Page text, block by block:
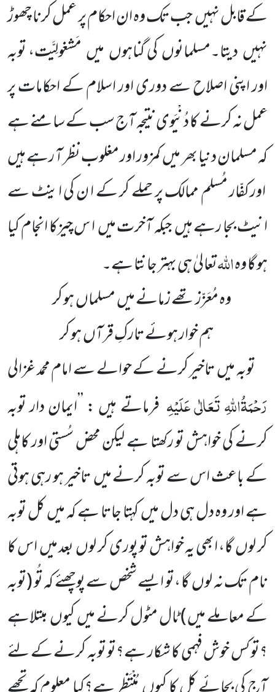
کے قابل نہیںجب تک وہ ان احکام پر عمل کرنا چھوڑ
نہیںدیتا۔مسلمانوںکی گناہوںمیںمَشغولِیَّت، توبہ
اور اپنی اصلاح سے دوری اور اسلام کے احکامات پر
عمل نہ کرنے کا دُنْیَوی نتیجہ آج سب کے سامنے ہے
کہ مسلمان دنیا بھرمیںکمزور اور مغلوب نظر آ رہے ہیں
اور کفّار مُسلم ممالک پر حملے کر کے ا ن کی اینٹ سے
انیٹ بجا رہے ہیںجبکہ آخرت میںا س چیزکا انجام کیا
ہو گا وہاللّٰہتعالیٰ ہی بہتر جانتا ہے۔
وہ مُعَزّز تھے زمانے میںمسلماںہو کر
ہم خوار ہوئے تارکِ قرآںہو کر
توبہ میںتاخیر کرنے کے حوالے سے امام محمد غزالی
رَحْمَۃُاللّٰہِ تَعَالٰی عَلَیْہِ فرماتے ہیں : ’’ایمان دار توبہ
کرنے کیخواہش تو رکھتا ہے لیکن محض سُستی اور کاہلی
کے باعث اس سے توبہ کرنے میںتاخیر ہو رہی ہوتی
ہے اور وہ دل ہی دل میںکہتا جاتا ہے کہ میںکل توبہ
کر لوںگا، ابھی یہ خواہش تو پوری کر لوںبعد میںاس کا
نام تک نہ لوںگا ،تو ایسے شخص سے پوچھئے کہ تُو(توبہ
کے معاملے میں )ٹال مٹول کرنے میںکیوںمبتلاہے
؟تو کس خوش فہمی کا شکار ہے؟تو توبہ کرنے کے لئے